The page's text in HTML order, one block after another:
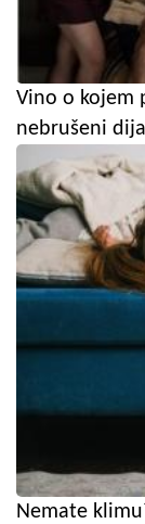
Vino o kojem
nebrušeni
Nemate